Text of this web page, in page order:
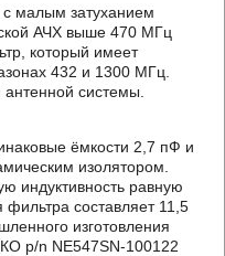
малым затуханием
АЧХ выше 470 МГц
который имеет
432 и 1300 МГц.
системы.
ёмкости 2,7 пФ и
изолятором.
индуктивность равную
составляет 11,5
изготовления
p/n NE547SN-100122